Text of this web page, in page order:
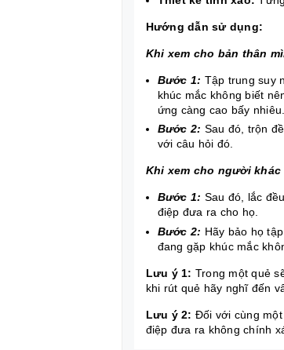
Hướng dẫn sử dụng:
Khi xem cho bản thân
Bước 1: Tập trung suy
khúc mắc không biết
ứng càng cao bấy nhiêu.
Bước 2: Sau đó, trộn
với câu hỏi đó.
Khi xem cho người khác
Bước 1: Sau đó, lắc
điệp đưa ra cho họ.
Bước 2: Hãy bảo họ
đang gặp khúc mắc
Lưu ý 1: Trong một quẻ
khi rút quẻ hãy nghĩ đến
Lưu ý 2: Đối với cùng
điệp đưa ra không chính